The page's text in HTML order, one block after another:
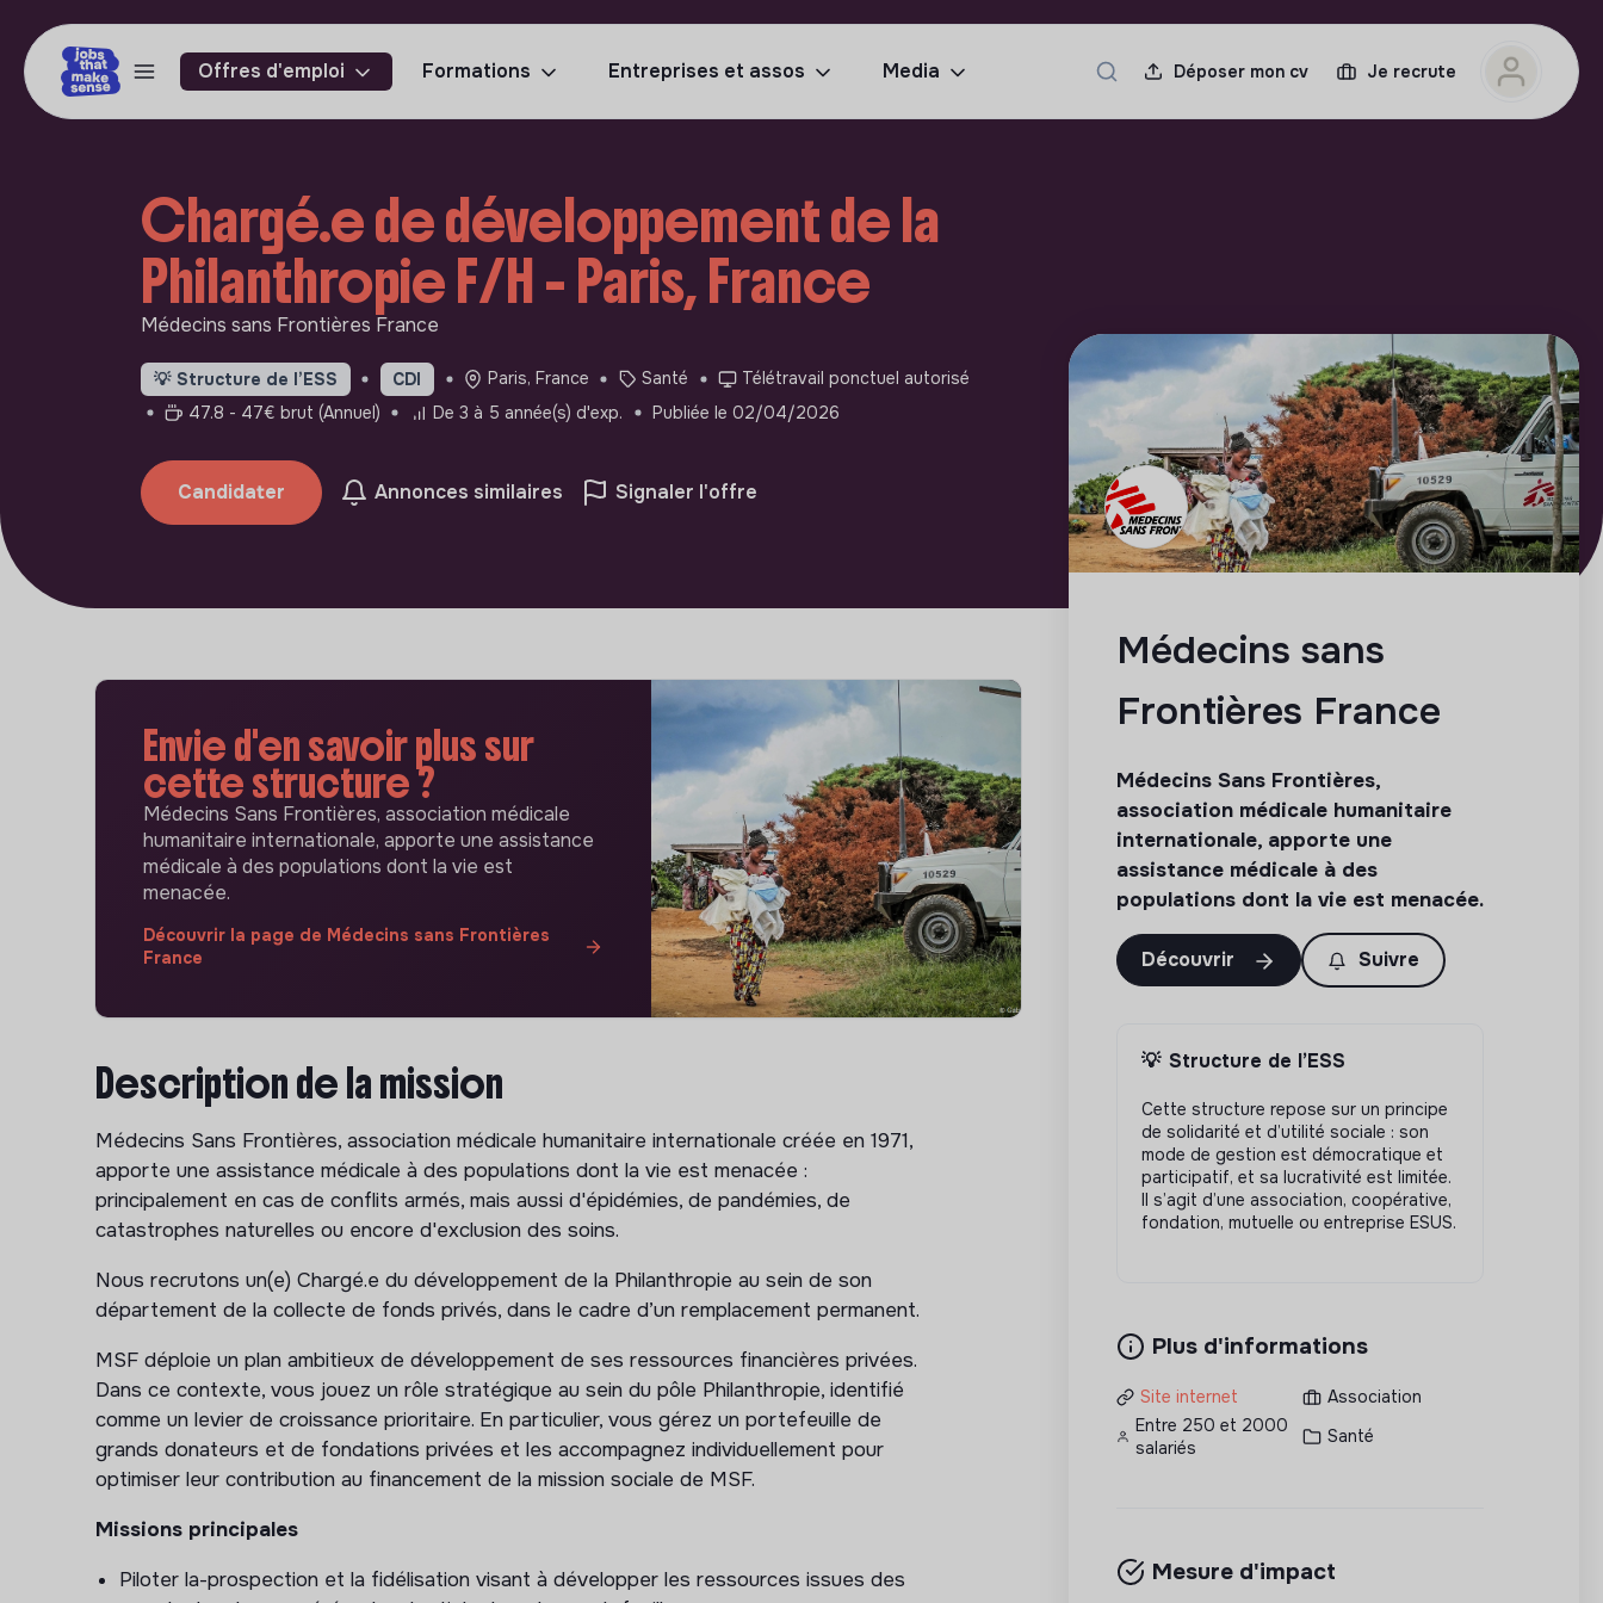
Offres d'emploi Formations Entreprises et assos Media Déposer mon cv Je recrute
Chargé.e de développement de la
Philanthropie F/H - Paris, France
Médecins sans Frontières France
💡 Structure de l’ESS CDI Paris, France Santé
Télétravail ponctuel autorisé
47.8 - 47€ brut (Annuel)
De 3 à 5 année(s) d'exp. Publiée le 02/04/2026
Candidater Annonces similaires Signaler l'offre
Envie d'en savoir plus sur
cette structure ?
Médecins Sans Frontières, association médicale
humanitaire internationale, apporte une assistance
médicale à des populations dont la vie est
menacée.
Découvrir la page de Médecins sans Frontières
France
Description de la mission
Médecins Sans Frontières, association médicale humanitaire internationale créée en 1971,
apporte une assistance médicale à des populations dont la vie est menacée :
principalement en cas de conflits armés, mais aussi d'épidémies, de pandémies, de
catastrophes naturelles ou encore d'exclusion des soins.
Nous recrutons un(e) Chargé.e du développement de la Philanthropie au sein de son
département de la collecte de fonds privés, dans le cadre d’un remplacement permanent.
MSF déploie un plan ambitieux de développement de ses ressources financières privées.
Dans ce contexte, vous jouez un rôle stratégique au sein du pôle Philanthropie, identifié
comme un levier de croissance prioritaire. En particulier, vous gérez un portefeuille de
grands donateurs et de fondations privées et les accompagnez individuellement pour
optimiser leur contribution au financement de la mission sociale de MSF.
Missions principales
Piloter la-prospection et la fidélisation visant à développer les ressources issues des
Médecins sans
Frontières France
Médecins Sans Frontières,
association médicale humanitaire
internationale, apporte une
assistance médicale à des
populations dont la vie est menacée.
Découvrir Suivre
💡 Structure de l’ESS
Cette structure repose sur un principe
de solidarité et d’utilité sociale : son
mode de gestion est démocratique et
participatif, et sa lucrativité est limitée.
Il s’agit d’une association, coopérative,
fondation, mutuelle ou entreprise ESUS.
Plus d'informations
Site internet
Association
Entre 250 et 2000
salariés
Santé
Mesure d'impact